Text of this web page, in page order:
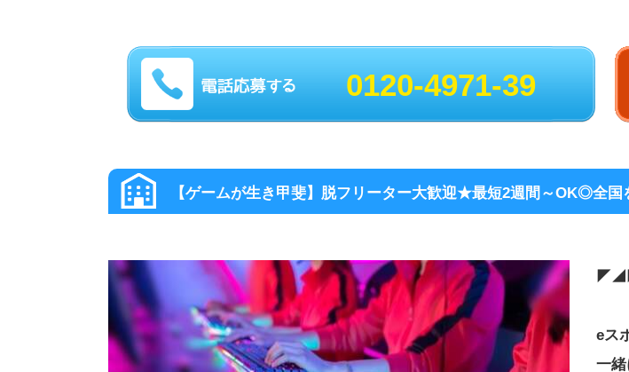
0120-4971-39
大阪その他 の高収入求人スグナビ
【ゲームが生き甲斐】脱フリーター大歓迎★最短2週間～OK◎全
eス
一